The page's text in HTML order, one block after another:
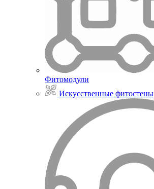
Фитомодули
Искусственные фитостены